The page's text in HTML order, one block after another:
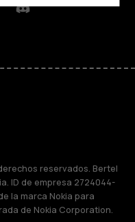
Discord
reservados. Bertel
ID de empresa 2724044-
la marca Nokia para
de Nokia Corporation.